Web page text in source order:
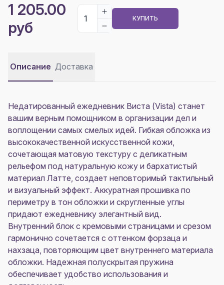
1 205.00
руб
КУПИТЬ
Описание Доставка
Недатированный ежедневник Виста (Vista) станет
вашим верным помощником в организации дел и
воплощении самых смелых идей. Гибкая обложка из
высококачественной искусственной кожи,
сочетающая матовую текстуру с деликатным
рельефом под натуральную кожу и бархатистый
материал Латте, создает неповторимый тактильный
и визуальный эффект. Аккуратная прошивка по
периметру в тон обложки и скругленные углы
придают ежедневнику элегантный вид.
Внутренний блок с кремовыми страницами и срезом
гармонично сочетается с оттенком форзаца и
нахзаца, повторяющим цвет внутреннего материала
обложки. Надежная полускрытая пружина
обеспечивает удобство использования и